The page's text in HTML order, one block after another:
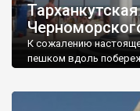
К сожалению
пешком вдоль